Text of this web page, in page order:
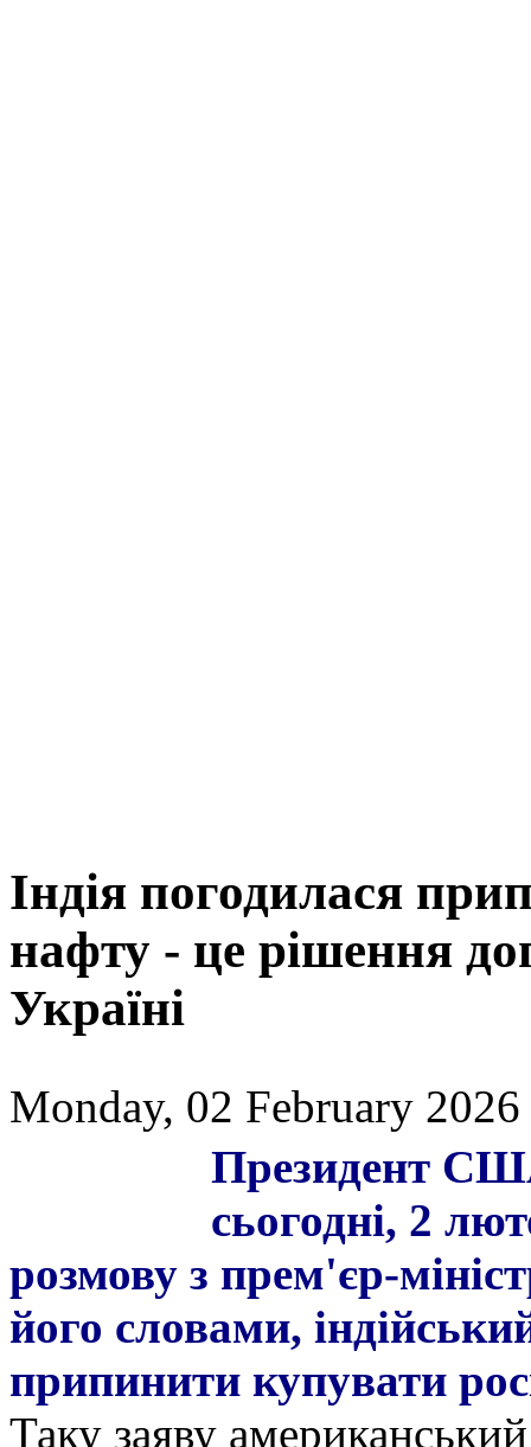
Індія погодилася
нафту - це рішення
Україні
Monday, 02 February
Президент
сьогодні, 2
розмову з прем'єр-
його словами,
припинити купувати
Таку заяву